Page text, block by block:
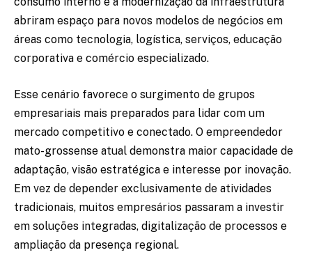
abriram espaço para novos modelos de negócios em
áreas como tecnologia, logística, serviços, educação
corporativa e comércio especializado.
Esse cenário favorece o surgimento de grupos
empresariais mais preparados para lidar com um
mercado competitivo e conectado. O empreendedor
mato-grossense atual demonstra maior capacidade de
adaptação, visão estratégica e interesse por inovação.
Em vez de depender exclusivamente de atividades
tradicionais, muitos empresários passaram a investir
em soluções integradas, digitalização de processos e
ampliação da presença regional.